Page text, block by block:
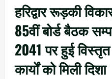
हरिद्वार रूड़की
85वीं बोर्ड बैठक
2041 पर हुई विस्तृत
कार्यों को मिली दिशा